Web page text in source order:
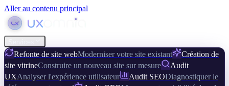
Aller au contenu principal
Refonte de site webModerniser votre site existant
Création de
site vitrineConstruire un nouveau site sur mesure
Audit
UXAnalyser l'expérience utilisateur Audit SEODiagnostiquer le